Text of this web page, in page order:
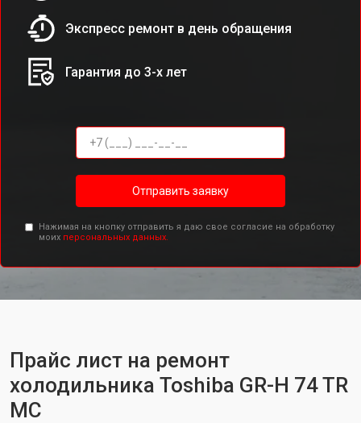
Экспресс ремонт в день обращения
Гарантия до 3-х лет
Отправить заявку
Нажимая на кнопку отправить я даю свое согласие на обработку
моих персональных данных.
Прайс лист на ремонт
холодильника Toshiba GR-H 74 TR
MC